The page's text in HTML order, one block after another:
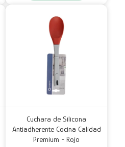
Cuchara de Silicona
Antiadherente Cocina Calidad
Premium - Rojo